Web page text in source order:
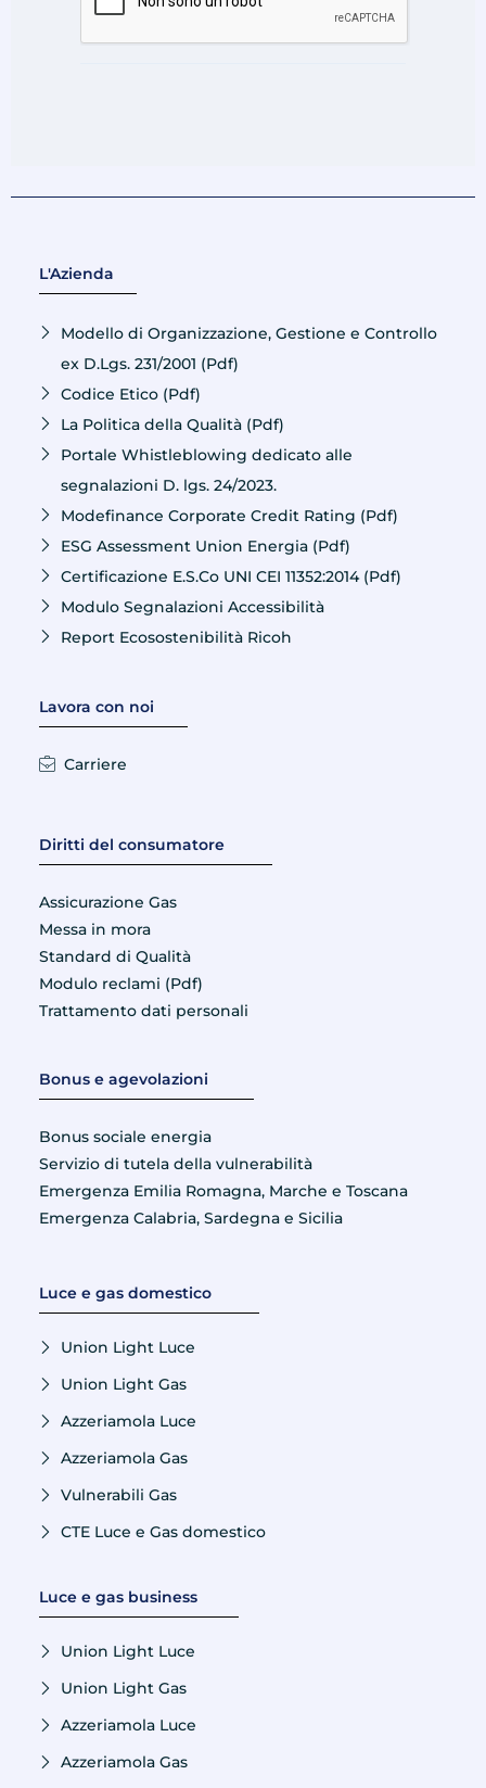
L'Azienda
Modello di Organizzazione, Gestione e Controllo
ex D.Lgs. 231/2001 (Pdf)
Codice Etico (Pdf)
La Politica della Qualità (Pdf)
Portale Whistleblowing dedicato alle
segnalazioni D. lgs. 24/2023.
Modefinance Corporate Credit Rating (Pdf)
ESG Assessment Union Energia (Pdf)
Certificazione E.S.Co UNI CEI 11352:2014 (Pdf)
Modulo Segnalazioni Accessibilità
Report Ecosostenibilità Ricoh
Lavora con noi
Carriere
Diritti del consumatore
Assicurazione Gas
Messa in mora
Standard di Qualità
Modulo reclami (Pdf)
Trattamento dati personali
Bonus e agevolazioni
Bonus sociale energia
Servizio di tutela della vulnerabilità
Emergenza Emilia Romagna, Marche e Toscana
Emergenza Calabria, Sardegna e Sicilia
Luce e gas domestico
Union Light Luce
Union Light Gas
Azzeriamola Luce
Azzeriamola Gas
Vulnerabili Gas
CTE Luce e Gas domestico
Luce e gas business
Union Light Luce
Union Light Gas
Azzeriamola Luce
Azzeriamola Gas